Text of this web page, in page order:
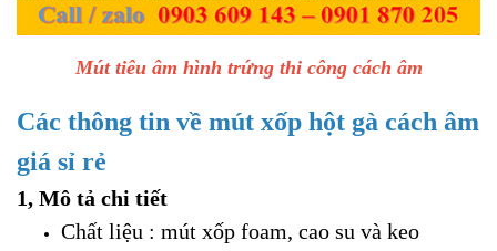
Mút tiêu âm hình trứng thi công cách âm
Các thông tin về mút xốp hột gà cách âm
giá sỉ rẻ
1, Mô tả chi tiết
Chất liệu : mút xốp foam, cao su và keo